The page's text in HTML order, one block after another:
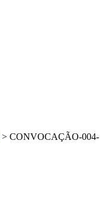
> CONVOCAÇÃO-004-